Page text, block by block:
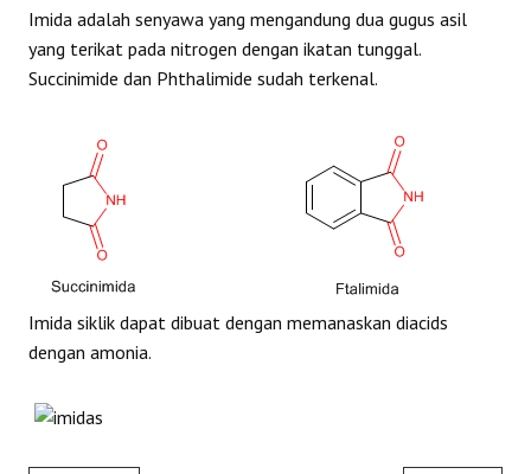
HETEROCYCLES
SPEKTROSKOPI
Imida adalah senyawa yang mengandung dua gugus asil
yang terikat pada nitrogen dengan ikatan tunggal.
Succinimide dan Phthalimide sudah terkenal.
Imida siklik dapat dibuat dengan memanaskan diacids
dengan amonia.